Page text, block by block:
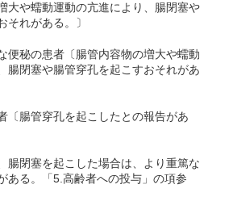
大や蠕動運動の亢進により、腸閉塞や
それがある。〕
便秘の患者〔腸管内容物の増大や蠕動
腸閉塞や腸管穿孔を起こすおそれがあ
〔腸管穿孔を起こしたとの報告があ
腸閉塞を起こした場合は、より重篤な
ある。「5.高齢者への投与」の項参